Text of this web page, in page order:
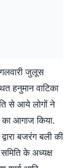
जुलूस
हनुमान वाटिका
से आये लोगों ने
का आगाज किया.
बजरंग बली की
के अध्यक्ष